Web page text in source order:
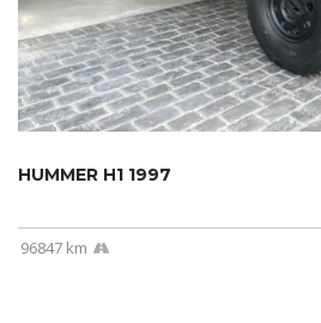
HUMMER H1 1997
96847 km